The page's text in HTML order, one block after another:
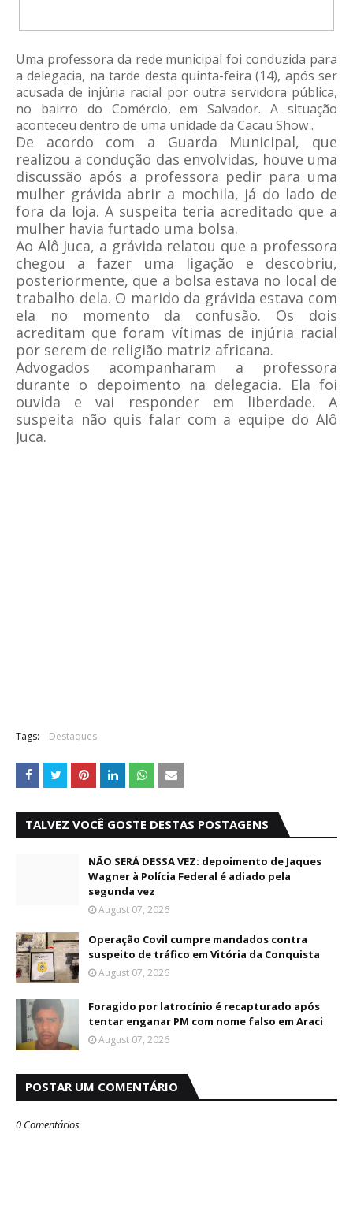
Uma professora da rede municipal foi conduzida para
a delegacia, na tarde desta quinta-feira (14), após ser
acusada de injúria racial por outra servidora pública,
no bairro do Comércio, em Salvador. A situação
aconteceu dentro de uma unidade da Cacau Show .
De acordo com a Guarda Municipal, que
realizou a condução das envolvidas, houve uma
discussão após a professora pedir para uma
mulher grávida abrir a mochila, já do lado de
fora da loja. A suspeita teria acreditado que a
mulher havia furtado uma bolsa.
Ao Alô Juca, a grávida relatou que a professora
chegou a fazer uma ligação e descobriu,
posteriormente, que a bolsa estava no local de
trabalho dela. O marido da grávida estava com
ela no momento da confusão. Os dois
acreditam que foram vítimas de injúria racial
por serem de religião matriz africana.
Advogados acompanharam a professora
durante o depoimento na delegacia. Ela foi
ouvida e vai responder em liberdade. A
suspeita não quis falar com a equipe do Alô
Juca.
Tags: Destaques
TALVEZ VOCÊ GOSTE DESTAS POSTAGENS
NÃO SERÁ DESSA VEZ: depoimento de Jaques
Wagner à Polícia Federal é adiado pela
segunda vez
August 07, 2026
Operação Covil cumpre mandados contra
suspeito de tráfico em Vitória da Conquista
August 07, 2026
Foragido por latrocínio é recapturado após
tentar enganar PM com nome falso em Araci
August 07, 2026
POSTAR UM COMENTÁRIO
0 Comentários